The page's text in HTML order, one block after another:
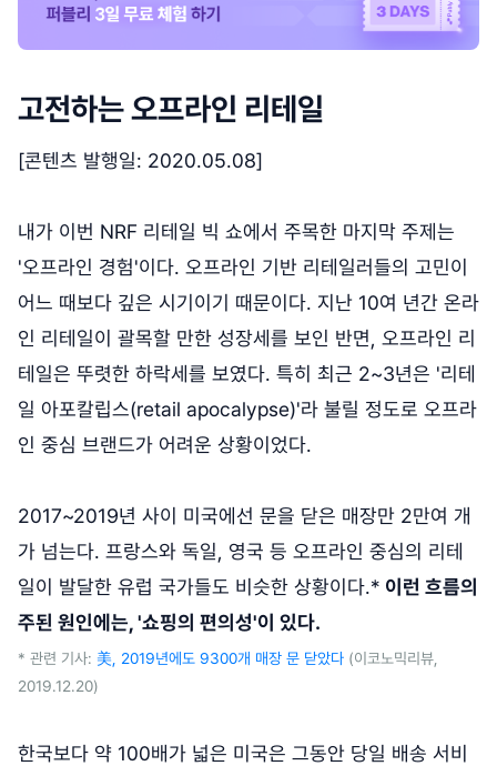
고전하는 오프라인 리테일
[콘텐츠 발행일: 2020.05.08]
내가 이번 NRF 리테일 빅 쇼에서 주목한 마지막 주제는
'오프라인 경험'이다. 오프라인 기반 리테일러들의 고민이
어느 때보다 깊은 시기이기 때문이다. 지난 10여 년간 온라
인 리테일이 괄목할 만한 성장세를 보인 반면, 오프라인 리
테일은 뚜렷한 하락세를 보였다. 특히 최근 2~3년은 '리테
일 아포칼립스(retail apocalypse)'라 불릴 정도로 오프라
인 중심 브랜드가 어려운 상황이었다.
2017~2019년 사이 미국에선 문을 닫은 매장만 2만여 개
가 넘는다. 프랑스와 독일, 영국 등 오프라인 중심의 리테
일이 발달한 유럽 국가들도 비슷한 상황이다.* 이런 흐름의
주된 원인에는, '쇼핑의 편의성'이 있다.
* 관련 기사: 美, 2019년에도 9300개 매장 문 닫았다 (이코노믹리뷰,
2019.12.20)
한국보다 약 100배가 넓은 미국은 그동안 당일 배송 서비